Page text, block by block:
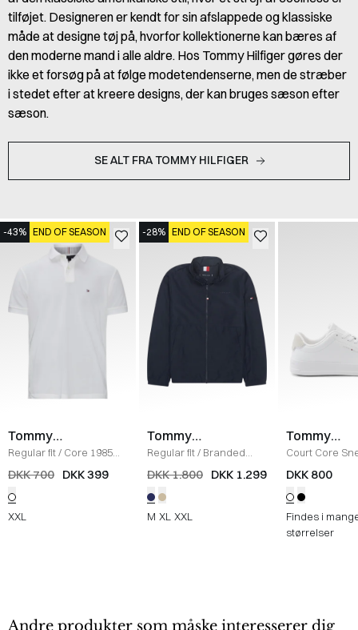
tilføjet. Designeren er kendt for sin afslappede og klassiske
måde at designe tøj på, hvorfor kollektionerne kan bæres af
den moderne mand i alle aldre. Hos Tommy Hilfiger gøres der
ikke et forsøg på at følge modetendenserne, men de stræber
i stedet efter at kreere designs, der kan bruges sæson efter
sæson.
SE ALT FRA TOMMY HILFIGER
-43% END OF SEASON
Tommy
Hilfiger
Regular fit/ Core 1985
Polo
HVID
DKK 700 DKK 399
XXL
-28% END OF SEASON
Tommy
Hilfiger
Regular fit/ Branded
Blouson Jakke/ NAVY
DKK 1.800 DKK 1.299
M XL XXL
Tommy
Hilfiger
Court Core
WHITE
DKK 800
Findes i
størrelser
Andre produkter som måske interesserer dig